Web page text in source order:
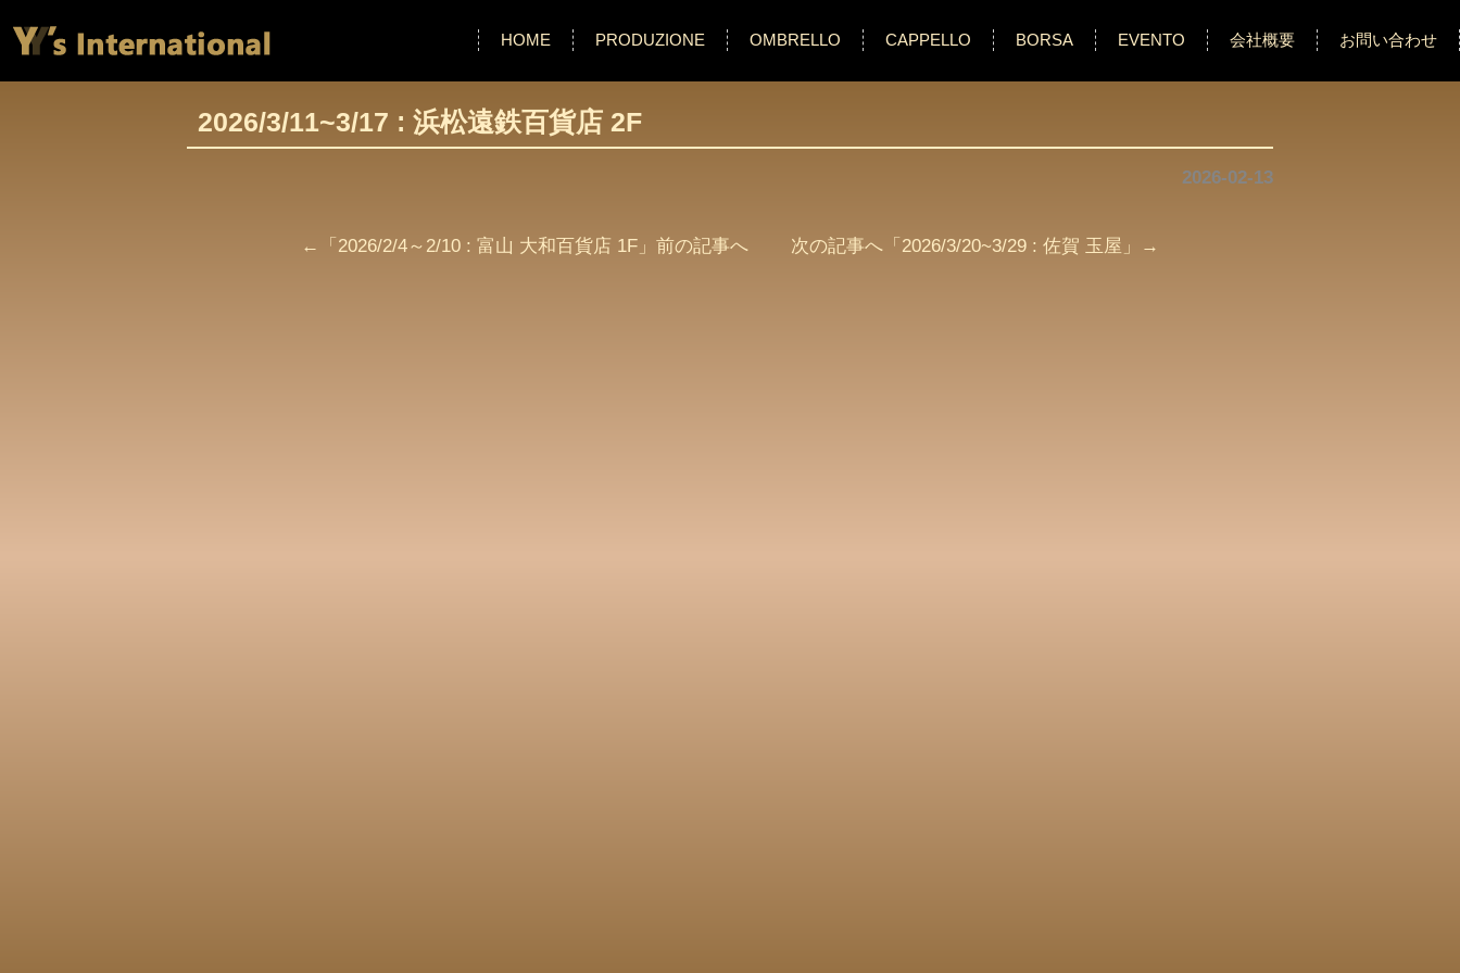
HOME PRODUZIONE OMBRELLO CAPPELLO BORSA EVENTO 会社概要 お問い合わせ
2026/3/11~3/17 : 浜松遠鉄百貨店 2F
2026-02-13
←「 2026/2/4～2/10 : 富山 大和百貨店 1F 」前の記事へ 次の記事へ「 2026/3/20~3/29 : 佐賀 玉屋 」→